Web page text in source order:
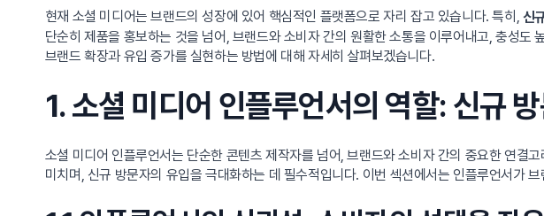
현재 소셜 미디어는 브랜드의 성장에 있어 핵심적인 플랫폼으로 자리 잡고 있습니다. 특히, 신
단순히 제품을 홍보하는 것을 넘어, 브랜드와 소비자 간의 원활한 소통을 이루어내고, 충성
브랜드 확장과 유입 증가를 실현하는 방법에 대해 자세히 살펴보겠습니다.
1. 소셜 미디어 인플루언서의 역할: 신규
소셜 미디어 인플루언서는 단순한 콘텐츠 제작자를 넘어, 브랜드와 소비자 간의 중요한 연결
미치며, 신규 방문자의 유입을 극대화하는 데 필수적입니다. 이번 섹션에서는 인플루언서가